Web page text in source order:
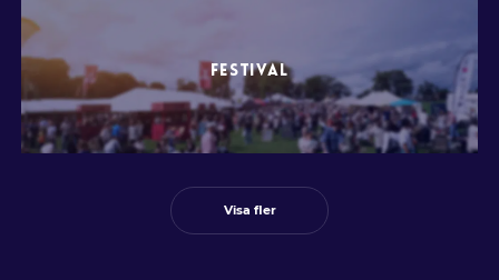
FESTIVAL
Visa fler